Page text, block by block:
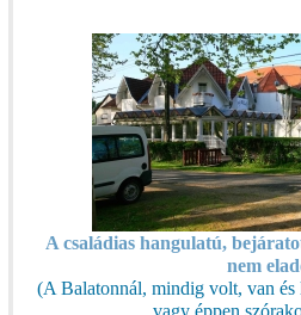
A családias hangulatú,
nem
(A Balatonnál, mindig volt, van
vagy éppen